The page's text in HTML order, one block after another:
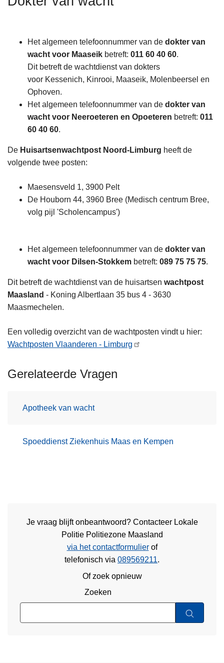
Het algemeen telefoonnummer van de dokter van
wacht voor Maaseik betreft: 011 60 40 60.
Dit betreft de wachtdienst van dokters
voor Kessenich, Kinrooi, Maaseik, Molenbeersel en
Ophoven.
Het algemeen telefoonnummer van de dokter van
wacht voor Neeroeteren en Opoeteren betreft: 011
60 40 60.
De Huisartsenwachtpost Noord-Limburg heeft de
volgende twee posten:
Maesensveld 1, 3900 Pelt
De Houborn 44, 3960 Bree (Medisch centrum Bree,
volg pijl 'Scholencampus')
Het algemeen telefoonnummer van de dokter van
wacht voor Dilsen-Stokkem betreft: 089 75 75 75.
Dit betreft de wachtdienst van de huisartsen wachtpost
Maasland - Koning Albertlaan 35 bus 4 - 3630
Maasmechelen.
Een volledig overzicht van de wachtposten vindt u hier:
Wachtposten Vlaanderen - Limburg
Gerelateerde Vragen
Apotheek van wacht
Spoeddienst Ziekenhuis Maas en Kempen
Je vraag blijft onbeantwoord? Contacteer Lokale
Politie Politiezone Maasland
via het contactformulierof
telefonisch via 089569211.
Of zoek opnieuw
Zoeken